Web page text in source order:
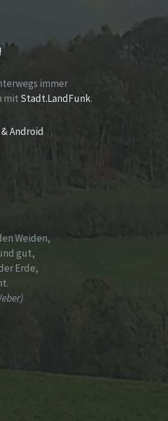
immer
mit Stadt.LandFunk.
Android
Weiden,
gut,
Erde,